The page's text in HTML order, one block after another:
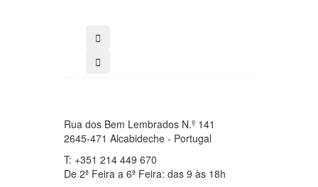
Rua dos Bem Lembrados N.º 141
2645-471 Alcabideche - Portugal
T: +351 214 449 670
De 2ª Feira a 6ª Feira: das 9 às 18h